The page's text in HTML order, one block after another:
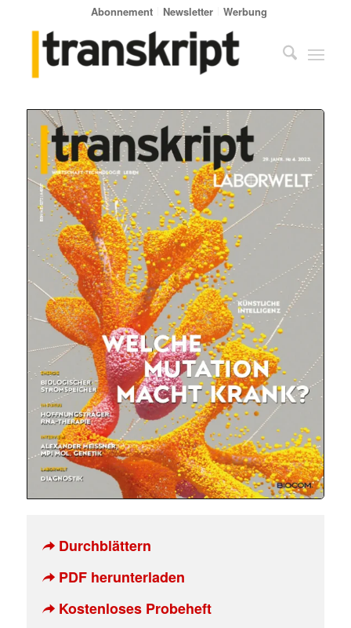
Abonnement Newsletter Werbung
Durchblättern
PDF herunterladen
Kostenloses Probeheft